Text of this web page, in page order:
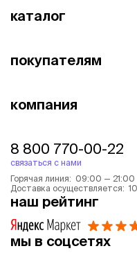
каталог
покупателям
компания
8 800 770-00-22
связаться с нами
Горячая линия: 09:00 —
Доставка осуществляется:
наш рейтинг
мы в соцсетях